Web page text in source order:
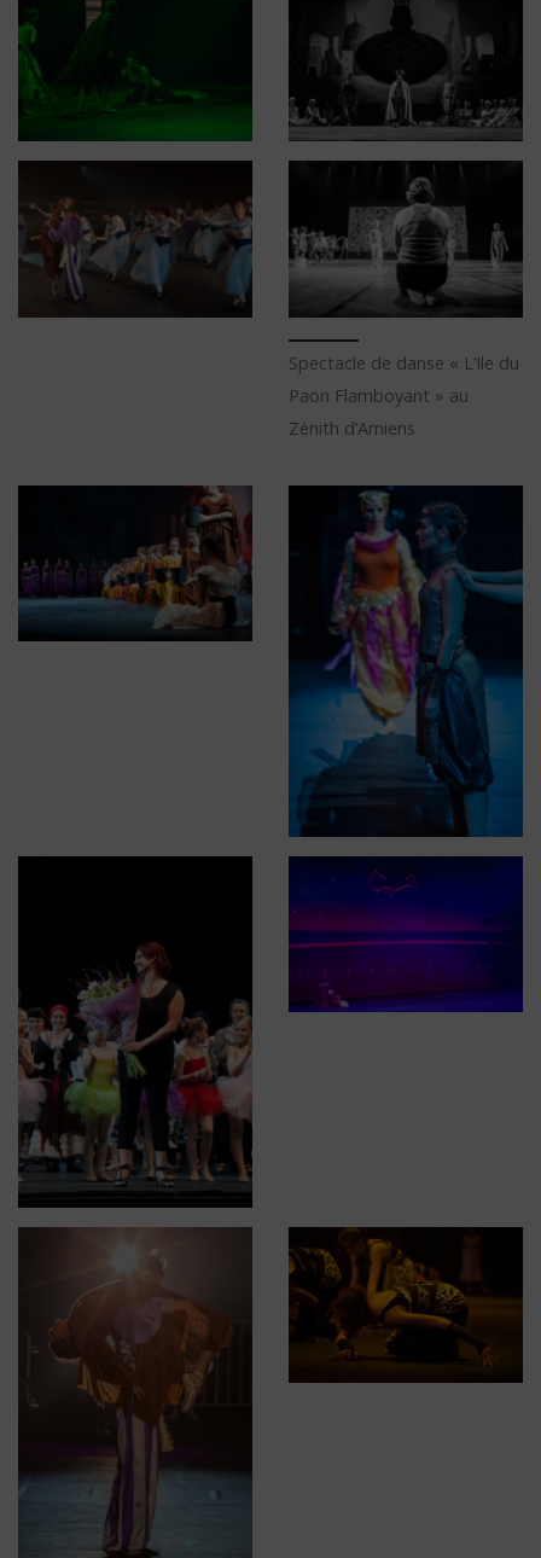
Spectacle de danse « L’Ile du
Paon Flamboyant » au
Zénith d’Amiens